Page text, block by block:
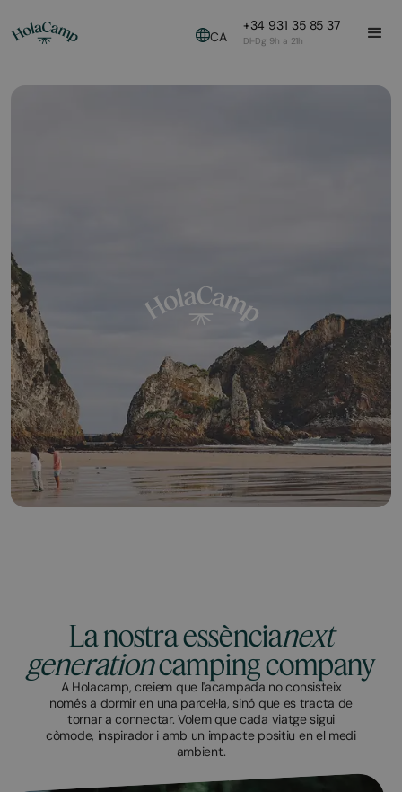
CA
+34 931 35 85 37
Dl-Dg 9h a 21h
La nostra essèncianext
generationcamping company
A Holacamp, creiem que l'acampada no consisteix
només a dormir en una parcel·la, sinó que es tracta de
tornar a connectar. Volem que cada viatge sigui
còmode, inspirador i amb un impacte positiu en el medi
ambient.